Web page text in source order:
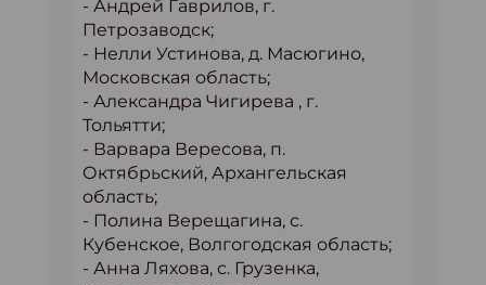
- Андрей Гаврилов, г.
Петрозаводск;
- Нелли Устинова, д. Масюгино,
Московская область;
- Александра Чигирева , г.
Тольятти;
- Варвара Вересова, п.
Октябрьский, Архангельская
область;
- Полина Верещагина, с.
Кубенское, Волгогодская область;
- Анна Ляхова, с. Грузенка,